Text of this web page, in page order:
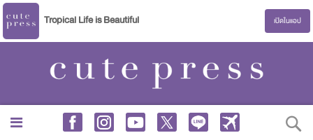
Tropical Life is Beautiful เปิดในแอป